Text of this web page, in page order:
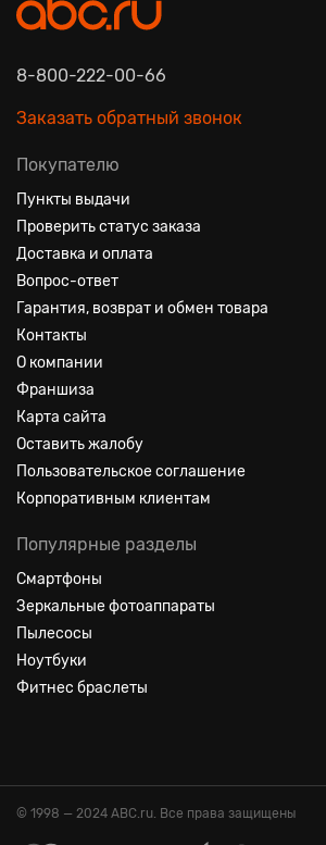
8-800-222-00-66
Заказать обратный звонок
Покупателю
Пункты выдачи
Проверить статус заказа
Доставка и оплата
Вопрос-ответ
Гарантия, возврат и обмен товара
Контакты
О компании
Франшиза
Карта сайта
Оставить жалобу
Пользовательское соглашение
Корпоративным клиентам
Популярные разделы
Смартфоны
Зеркальные фотоаппараты
Пылесосы
Ноутбуки
Фитнес браслеты
© 1998 — 2024 ABC.ru. Все права защищены